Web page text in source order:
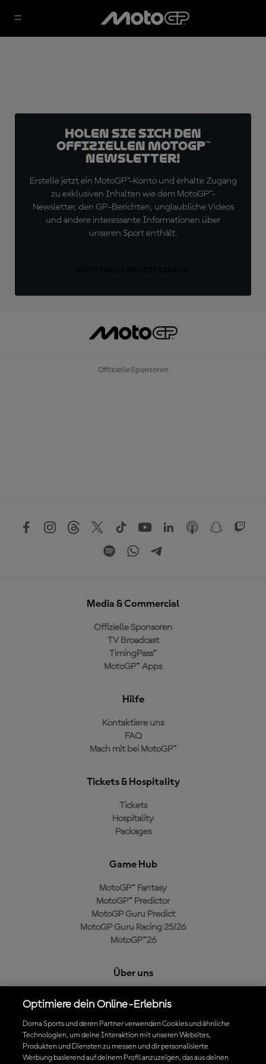
Holen Sie sich den
offiziellen MotoGP™
Newsletter!
Erstelle jetzt ein MotoGP™-Konto und erhalte Zugang
zu exklusiven Inhalten wie dem MotoGP™-
Newsletter, den GP-Berichten, unglaubliche Videos
und andere interessante Informationen über
unseren Sport enthält.
Offizielle Sponsoren
Media & Commercial
Offizielle Sponsoren
TV Broadcast
TimingPass™
MotoGP™ Apps
Hilfe
Kontaktiere uns
FAQ
Mach mit bei MotoGP™
Tickets & Hospitality
Tickets
Hospitality
Packages
Game Hub
MotoGP™ Fantasy
MotoGP™ Predictor
MotoGP Guru Predict
MotoGP Guru Racing 25/26
MotoGP™26
Über uns
Cookie-Richtlinien
Geschäftsbedingungen
Datenschutzrichtlinien
Kaufrichtlinie
Optimiere dein Online-Erlebnis
Dorna Sports und deren Partner verwenden Cookies und ähnliche
Technologien, um deine Interaktion mit unseren Websites,
Produkten und Diensten zu messen und dir personalisierte
Werbung basierend auf deinem Profil anzuzeigen, das aus deinen